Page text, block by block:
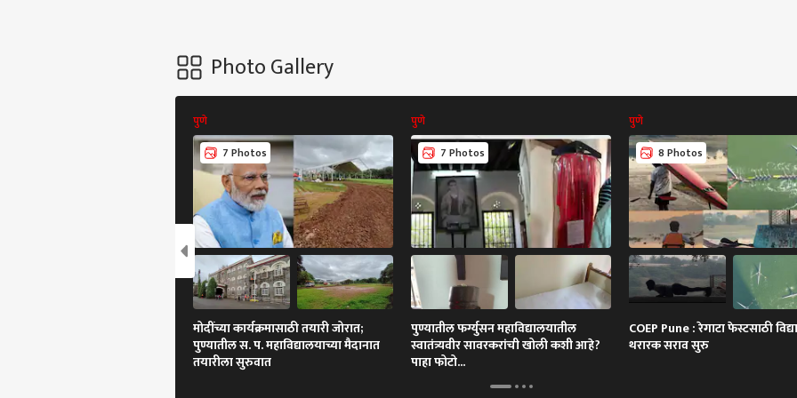
Photo Gallery
पुणे
7 Photos
मोदींच्या कार्यक्रमासाठी तयारी जोरात;
पुण्यातील स. प. महाविद्यालयाच्या मैदानात
तयारीला सुरुवात
पुणे
7 Photos
पुण्यातील फर्ग्युसन महाविद्यालयातील
स्वातंत्र्यवीर सावरकरांची खोली कशी आहे?
पाहा फोटो...
पुणे
8 Photos
COEP Pune : रेगाटा फेस्टसाठी
थरारक सराव सुरु